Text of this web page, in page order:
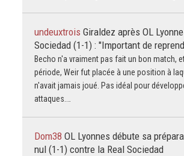
undeuxtrois Giraldez après OL
Sociedad (1-1) : "Important de
Becho n'a vraiment pas fait un bon match,
période, Weir fut placée à une position à
n'avait jamais joué. Pas idéal pour
attaques.…
Dom38 OL Lyonnes débute sa
nul (1-1) contre la Real Sociedad